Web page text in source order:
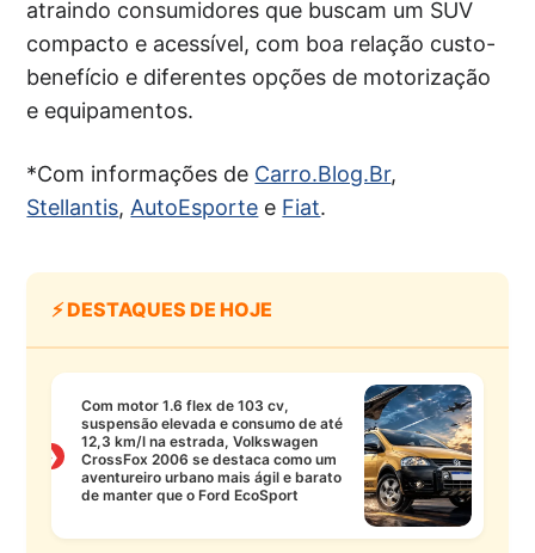
atraindo consumidores que buscam um SUV
compacto e acessível, com boa relação custo-
benefício e diferentes opções de motorização
e equipamentos.
*Com informações de Carro.Blog.Br,
Stellantis, AutoEsporte e Fiat.
⚡ DESTAQUES DE HOJE
❯
Com motor 1.6 flex de 103 cv,
suspensão elevada e consumo de até
12,3 km/l na estrada, Volkswagen
CrossFox 2006 se destaca como um
aventureiro urbano mais ágil e barato
de manter que o Ford EcoSport